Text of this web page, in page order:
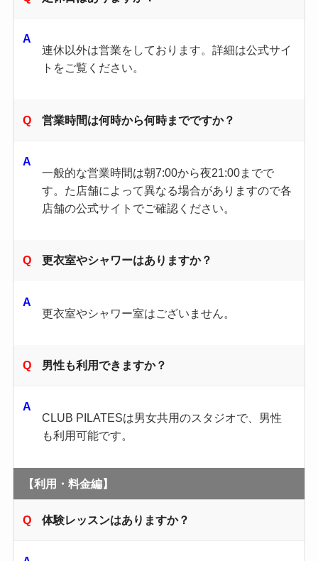
連休以外は営業をしております。詳細は公式サイ
トをご覧ください。
営業時間は何時から何時までですか？
一般的な営業時間は朝7:00から夜21:00までで
す。​た店舗によって異なる場合がありますので各
店舗の公式サイトでご確認ください。​
更衣室やシャワーはありますか？
更衣室やシャワー室はございません。
男性も利用できますか？
CLUB PILATESは男女共用のスタジオで、男性
も利用可能です。
【利用・料金編】
体験レッスンはありますか？